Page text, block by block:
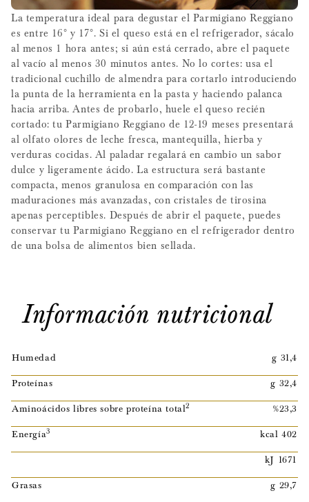
La temperatura ideal para degustar el Parmigiano Reggiano
es entre 16° y 17°. Si el queso está en el refrigerador, sácalo
al menos 1 hora antes; si aún está cerrado, abre el paquete
al vacío al menos 30 minutos antes. No lo cortes: usa el
tradicional cuchillo de almendra para cortarlo introduciendo
la punta de la herramienta en la pasta y haciendo palanca
hacia arriba. Antes de probarlo, huele el queso recién
cortado: tu Parmigiano Reggiano de 12-19 meses presentará
al olfato olores de leche fresca, mantequilla, hierba y
verduras cocidas. Al paladar regalará en cambio un sabor
dulce y ligeramente ácido. La estructura será bastante
compacta, menos granulosa en comparación con las
maduraciones más avanzadas, con cristales de tirosina
apenas perceptibles. Después de abrir el paquete, puedes
conservar tu Parmigiano Reggiano en el refrigerador dentro
de una bolsa de alimentos bien sellada.
Información nutricional
Humedad
g 31,4
Proteínas
g 32,4
Aminoácidos libres sobre proteína total2
%23,3
Energía3
kcal 402
kJ 1671
Grasas
g 29,7